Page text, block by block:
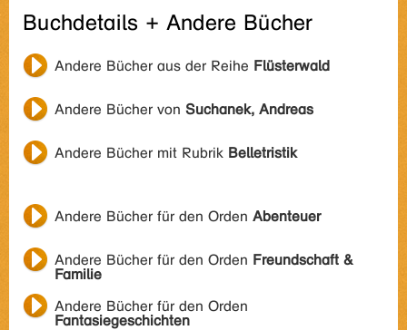
Buchdetails + Andere Bücher
Andere Bücher aus der Reihe Flüsterwald
Andere Bücher von Suchanek, Andreas
Andere Bücher mit Rubrik Belletristik
Andere Bücher für den Orden Abenteuer
Andere Bücher für den Orden Freundschaft &
Familie
Andere Bücher für den Orden
Fantasiegeschichten